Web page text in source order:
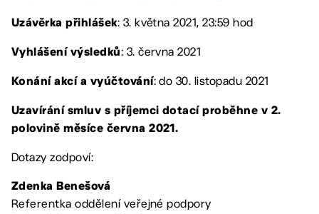
Uzávěrka přihlášek: 3. května 2021, 23:59 hod
Vyhlášení výsledků: 3. června 2021
Konání akcí a vyúčtování: do 30. listopadu 2021
Uzavírání smluv s příjemci dotací proběhne v 2.
polovině měsíce června 2021.
Dotazy zodpoví:
Zdenka Benešová
Referentka oddělení veřejné podpory